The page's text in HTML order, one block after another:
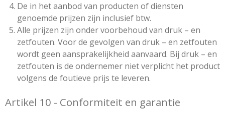
De in het aanbod van producten of diensten
genoemde prijzen zijn inclusief btw.
Alle prijzen zijn onder voorbehoud van druk – en
zetfouten. Voor de gevolgen van druk – en zetfouten
wordt geen aansprakelijkheid aanvaard. Bij druk – en
zetfouten is de ondernemer niet verplicht het product
volgens de foutieve prijs te leveren.
Artikel 10 - Conformiteit en garantie